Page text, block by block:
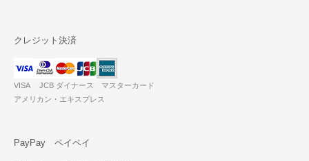
クレジット決済
VISA JCB ダイナース マスターカード
アメリカン・エキスプレス
PayPay ペイペイ